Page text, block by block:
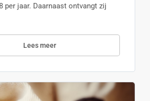
per jaar. Daarnaast ontvangt zij
Lees meer